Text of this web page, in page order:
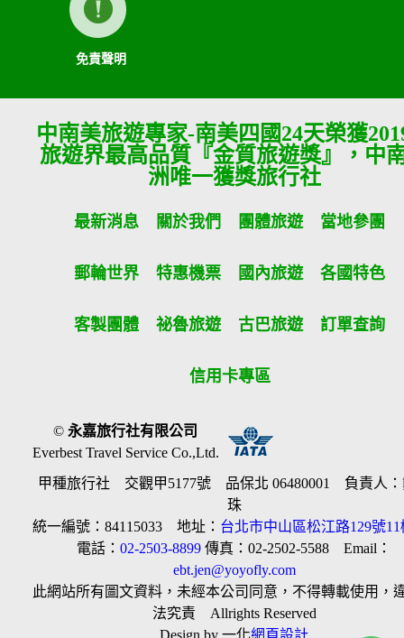
免責聲明
中南美旅遊專家-南美四國24天榮獲
旅遊界最高品質『金質旅遊獎』，中
洲唯一獲獎旅行社
最新消息 關於我們 團體旅遊 當地參團
郵輪世界 特惠機票 國內旅遊 各國特色
客製團體 祕魯旅遊 古巴旅遊 訂單查詢
信用卡專區
©永嘉旅行社有限公司
Everbest Travel Service Co.,Ltd.
甲種旅行社 交觀甲5177號 品保北 06480001 負責人：
珠
統一編號：84115033 地址： 台北市中山區松江路129號11
電話：02-2503-8899 傳真：02-2502-5588 Email：
ebt.jen@yoyofly.com
此網站所有圖文資料，未經本公司同意，不得轉載使用，
法究責 Allrights Reserved
Design by 一化網頁設計